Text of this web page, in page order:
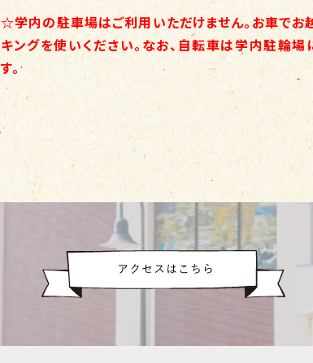
☆学内の駐車場はご利用いただけません。お車でお
キングを使いください。なお、自転車は学内駐輪場
す。